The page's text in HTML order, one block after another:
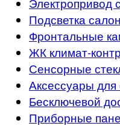
Подсветка
Фронтальные
ЖК климат-
Сенсорные
Аксессуары для
Бесключевой
Приборные